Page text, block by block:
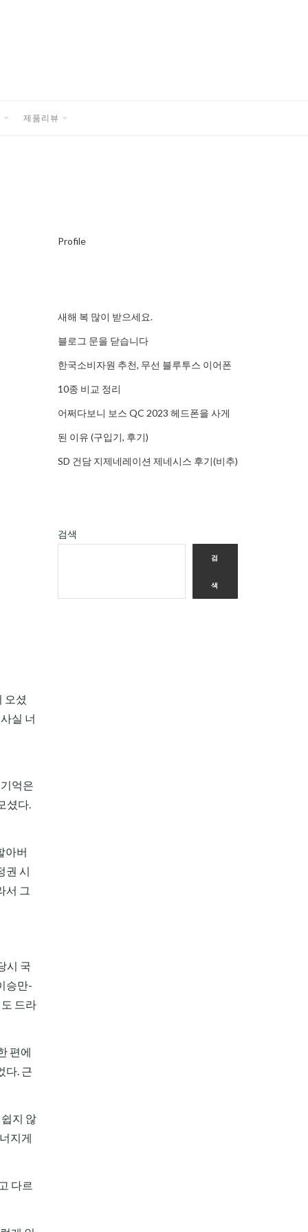
제품리뷰
오셨
실 너
억은
셨다.
아버
권 시
서 그
시 국
승만-
드라
편에
다. 근
지 않
지게
다르
Profile
새해 복 많이 받으세요.
블로그 문을 닫습니다
한국소비자원 추천, 무선 블루투스 이어폰
10종 비교 정리
어쩌다보니 보스 QC 2023 헤드폰을 사게
된 이유 (구입기, 후기)
SD 건담 지제네레이션 제네시스 후기(비추)
검색
검
색